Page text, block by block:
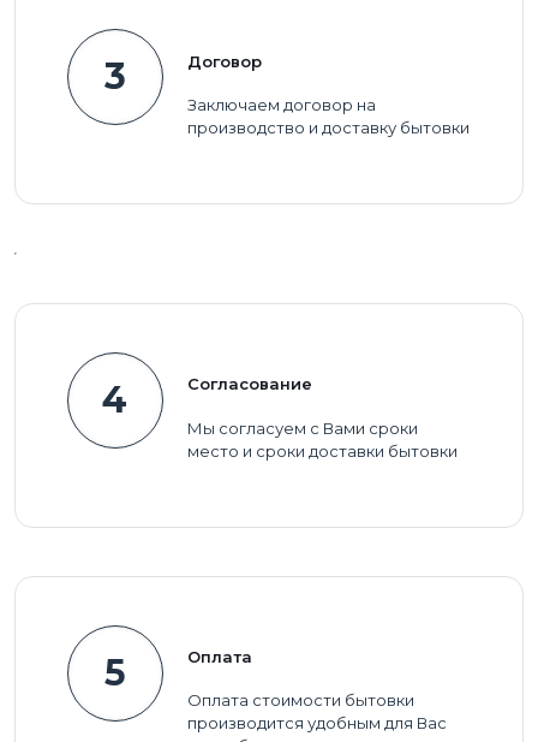
3 Договор
Заключаем договор на
производство и доставку бытовки
4 Согласование
Мы согласуем с Вами сроки
место и сроки доставки бытовки
5 Оплата
Оплата стоимости бытовки
производится удобным для Вас